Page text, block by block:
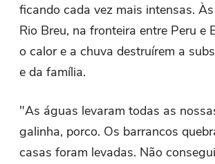
ficando cada vez mais intensas.
Rio Breu, na fronteira entre Peru e
o calor e a chuva destruírem a
e da família.
"As águas levaram todas as
galinha, porco. Os barrancos
casas foram levadas. Não